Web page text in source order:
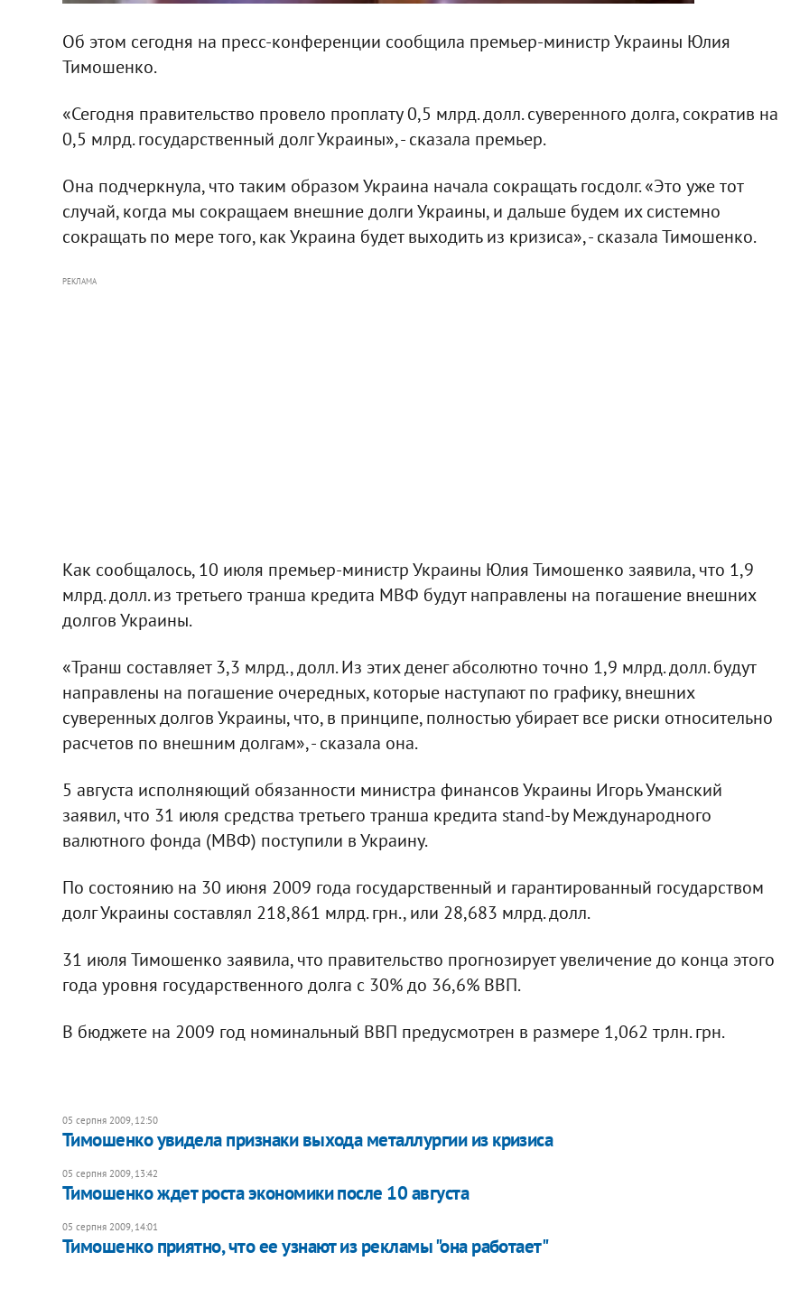
Об этом сегодня на пресс-конференции сообщила премьер-министр Украины Юлия
Тимошенко.
«Сегодня правительство провело проплату 0,5 млрд. долл. суверенного долга, сократив на
0,5 млрд. государственный долг Украины», - сказала премьер.
Она подчеркнула, что таким образом Украина начала сокращать госдолг. «Это уже тот
случай, когда мы сокращаем внешние долги Украины, и дальше будем их системно
сокращать по мере того, как Украина будет выходить из кризиса», - сказала Тимошенко.
РЕКЛАМА
Как сообщалось, 10 июля премьер-министр Украины Юлия Тимошенко заявила, что 1,9
млрд. долл. из третьего транша кредита МВФ будут направлены на погашение внешних
долгов Украины.
«Транш составляет 3,3 млрд., долл. Из этих денег абсолютно точно 1,9 млрд. долл. будут
направлены на погашение очередных, которые наступают по графику, внешних
суверенных долгов Украины, что, в принципе, полностью убирает все риски относительно
расчетов по внешним долгам», - сказала она.
5 августа исполняющий обязанности министра финансов Украины Игорь Уманский
заявил, что 31 июля средства третьего транша кредита stand-by Международного
валютного фонда (МВФ) поступили в Украину.
По состоянию на 30 июня 2009 года государственный и гарантированный государством
долг Украины составлял 218,861 млрд. грн., или 28,683 млрд. долл.
31 июля Тимошенко заявила, что правительство прогнозирует увеличение до конца этого
года уровня государственного долга с 30% до 36,6% ВВП.
В бюджете на 2009 год номинальный ВВП предусмотрен в размере 1,062 трлн. грн.
05 серпня 2009, 12:50
Тимошенко увидела признаки выхода металлургии из кризиса
05 серпня 2009, 13:42
Тимошенко ждет роста экономики после 10 августа
05 серпня 2009, 14:01
Тимошенко приятно, что ее узнают из рекламы "она работает"